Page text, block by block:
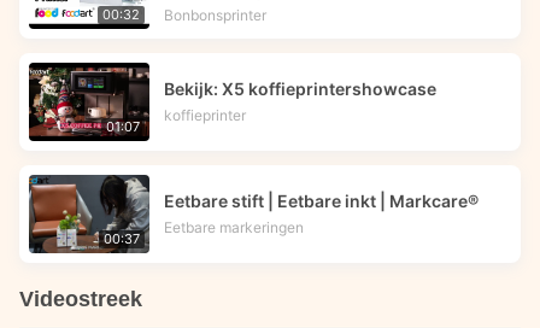
00:32 Bonbonsprinter
01:07
Bekijk: X5 koffieprintershowcase
koffieprinter
00:37
Eetbare stift | Eetbare inkt | Markcare®
Eetbare markeringen
Videostreek